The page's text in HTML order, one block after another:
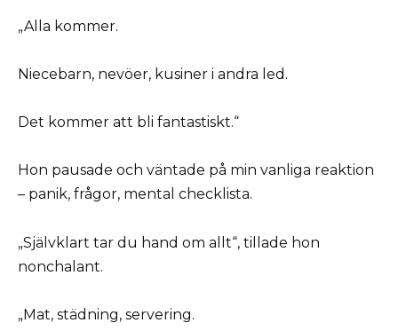
„Alla kommer.
Niecebarn, nevöer, kusiner i andra led.
Det kommer att bli fantastiskt.“
Hon pausade och väntade på min vanliga reaktion
– panik, frågor, mental checklista.
„Självklart tar du hand om allt“, tillade hon
nonchalant.
„Mat, städning, servering.